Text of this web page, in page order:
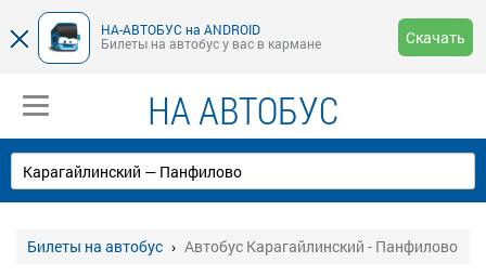
НА-АВТОБУС на ANDROID
Билеты на автобус у вас в кармане
Скачать
НА АВТОБУС
Билеты на автобус Автобус Карагайлинский - Панфилово